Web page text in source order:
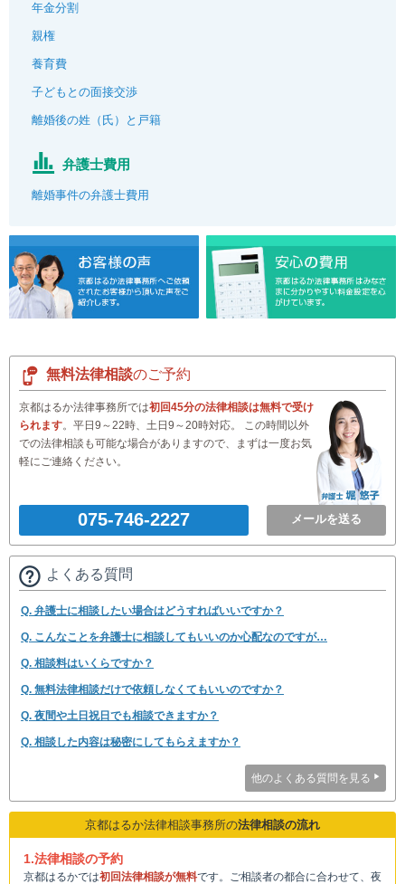
年金分割
親権
養育費
子どもとの面接交渉
離婚後の姓（氏）と戸籍
弁護士費用
離婚事件の弁護士費用
無料法律相談のご予約
京都はるか法律事務所では初回45分の法律相談は無料で受け
られます。平日9～22時、土日9～20時対応。 この時間以外
での法律相談も可能な場合がありますので、まずは一度お気
軽にご連絡ください。
075-746-2227 メールを送る
よくある質問
Q. 弁護士に相談したい場合はどうすればいいですか？
Q. こんなことを弁護士に相談してもいいのか心配なのですが…
Q. 相談料はいくらですか？
Q. 無料法律相談だけで依頼しなくてもいいのですか？
Q. 夜間や土日祝日でも相談できますか？
Q. 相談した内容は秘密にしてもらえますか？
他のよくある質問を見る
京都はるか法律相談事務所の法律相談の流れ
1.法律相談の予約
京都はるかでは初回法律相談が無料です。ご相談者の都合に合わせて、夜